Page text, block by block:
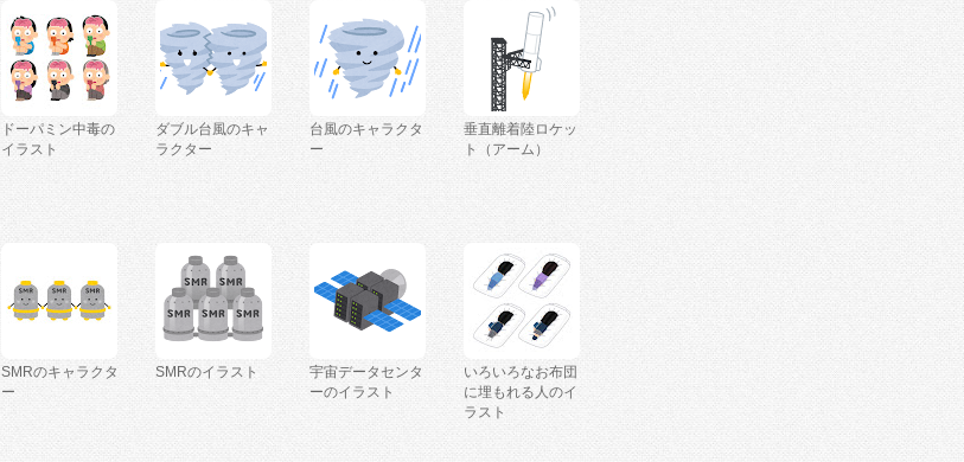
ドーパミン中毒の
イラスト
ダブル台風のキャ
ラクター
台風のキャラクタ
ー
垂直離着陸ロケッ
ト（アーム）
SMRのキャラクタ
ー
SMRのイラスト
宇宙データセンタ
ーのイラスト
いろいろなお布団
に埋もれる人のイ
ラスト